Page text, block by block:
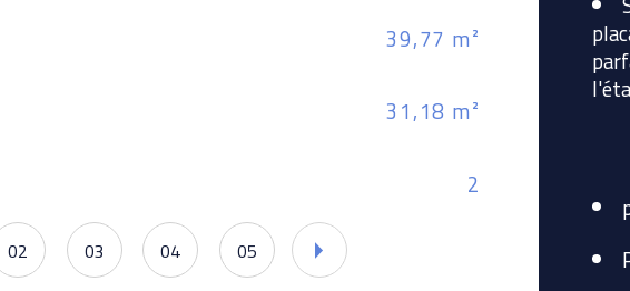
39,77 m²
31,18 m²
2
02 03 04 05